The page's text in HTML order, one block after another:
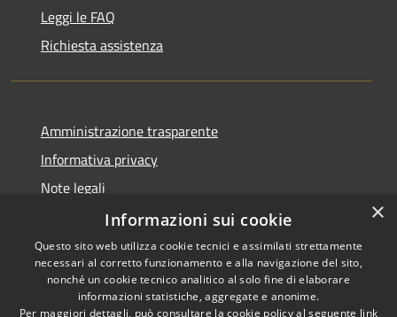
Leggi le FAQ
Richiesta assistenza
Amministrazione trasparente
Informativa privacy
Note legali
Dichiarazione di accessibilità
RSS
Copyright © 2026 • Comune di
×
Informazioni sui cookie
Questo sito web utilizza cookie tecnici e assimilati strettamente
necessari al corretto funzionamento e alla navigazione del sito,
nonché un cookie tecnico analitico al solo fine di elaborare
informazioni statistiche, aggregate e anonime.
Per maggiori dettagli, può consultare la cookie policy al seguente link